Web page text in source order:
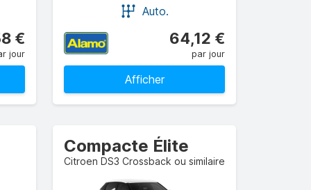
€
jour
Auto.
64,12 €
par jour
Afficher
Compacte Élite
Citroen DS3 Crossback ou similaire